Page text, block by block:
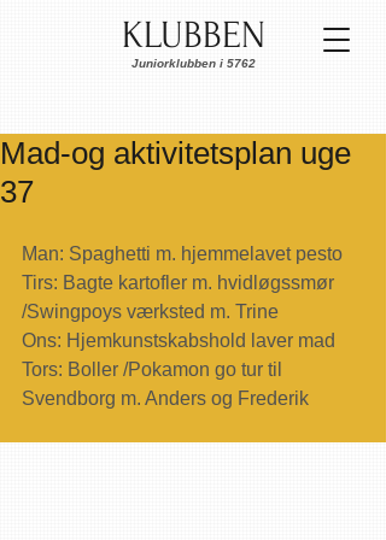
KLUBBEN
Juniorklubben i 5762
Mad-og aktivitetsplan uge
37
Man: Spaghetti m. hjemmelavet pesto
Tirs: Bagte kartofler m. hvidløgssmør
/Swingpoys værksted m. Trine
Ons: Hjemkunstskabshold laver mad
Tors: Boller /Pokamon go tur til
Svendborg m. Anders og Frederik